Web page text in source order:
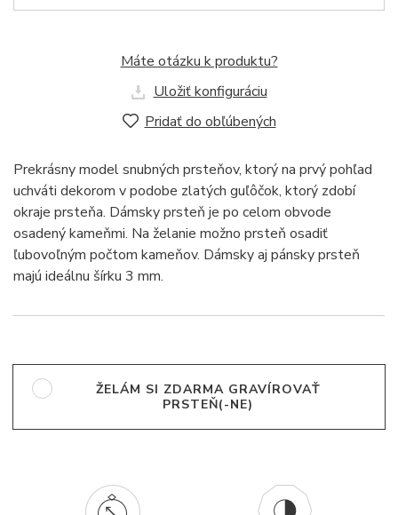
Máte otázku k produktu?
Uložiť konfiguráciu
Pridať do obľúbených
Prekrásny model snubných prsteňov, ktorý na prvý pohľad
uchváti dekorom v podobe zlatých guľôčok, ktorý zdobí
okraje prsteňa. Dámsky prsteň je po celom obvode
osadený kameňmi. Na želanie možno prsteň osadiť
ľubovoľným počtom kameňov. Dámsky aj pánsky prsteň
majú ideálnu šírku 3 mm.
ŽELÁM SI ZDARMA GRAVÍROVAŤ
PRSTEŇ(-NE)